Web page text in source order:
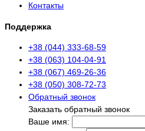
Контакты
Поддержка
+38 (044) 333-68-59
+38 (063) 104-04-91
+38 (067) 469-26-36
+38 (050) 308-72-73
Обратный звонок
Заказать обратный звонок
Ваше имя: